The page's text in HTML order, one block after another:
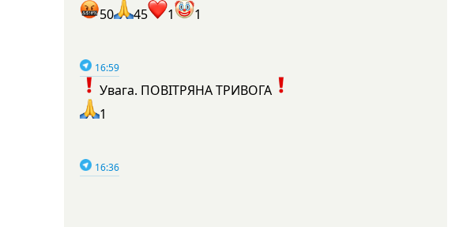
50
45 1 1
16:59
Увага. ПОВІТРЯНА ТРИВОГА
1
16:36